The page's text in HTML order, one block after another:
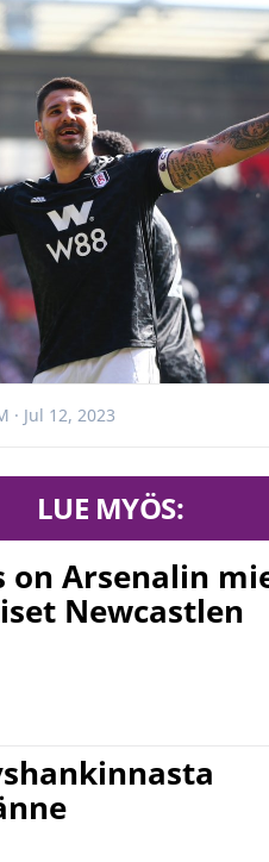
· Jul 12, 2023
LUE MYÖS:
on Arsenalin
Newcastlen